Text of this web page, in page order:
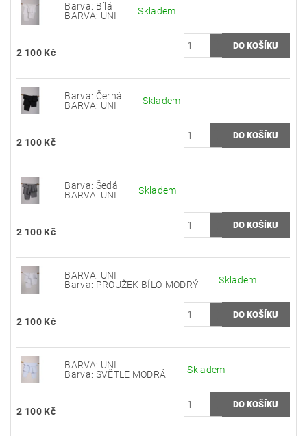
Barva: Bílá
BARVA: UNI
Skladem
2 100 Kč
Barva: Černá
BARVA: UNI
Skladem
2 100 Kč
Barva: Šedá
BARVA: UNI
Skladem
2 100 Kč
BARVA: UNI
Barva: PROUŽEK BÍLO-MODRÝ
Skladem
2 100 Kč
BARVA: UNI
Barva: SVĚTLE MODRÁ
Skladem
2 100 Kč